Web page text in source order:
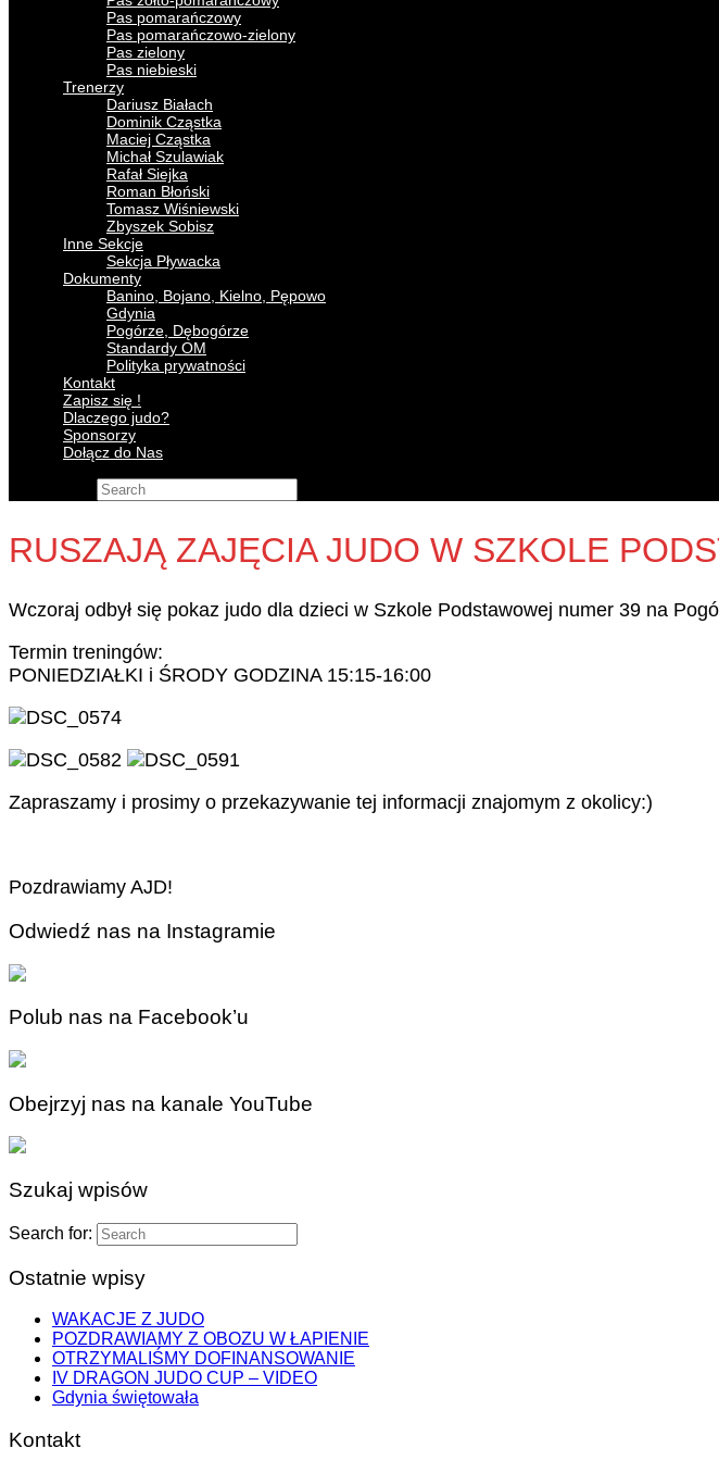
Pas pomarańczowy
Pas pomarańczowo-zielony
Pas zielony
Pas niebieski
Trenerzy
Dariusz Białach
Dominik Cząstka
Maciej Cząstka
Michał Szulawiak
Rafał Siejka
Roman Błoński
Tomasz Wiśniewski
Zbyszek Sobisz
Inne Sekcje
Sekcja Pływacka
Dokumenty
Banino, Bojano, Kielno, Pępowo
Gdynia
Pogórze, Dębogórze
Standardy OM
Polityka prywatności
Kontakt
Zapisz się !
Dlaczego judo?
Sponsorzy
Dołącz do Nas
RUSZAJĄ ZAJĘCIA JUDO W SZKOLE
Wczoraj odbył się pokaz judo dla dzieci w Szkole Podstawowej numer 39 na
Termin treningów:
PONIEDZIAŁKI i ŚRODY GODZINA 15:15-16:00
Zapraszamy i prosimy o przekazywanie tej informacji znajomym z okolicy:)
Pozdrawiamy AJD!
Odwiedź nas na Instagramie
Polub nas na Facebook’u
Obejrzyj nas na kanale YouTube
Szukaj wpisów
Search for:
Ostatnie wpisy
WAKACJE Z JUDO
POZDRAWIAMY Z OBOZU W ŁAPIENIE
OTRZYMALIŚMY DOFINANSOWANIE
IV DRAGON JUDO CUP – VIDEO
Gdynia świętowała
Kontakt